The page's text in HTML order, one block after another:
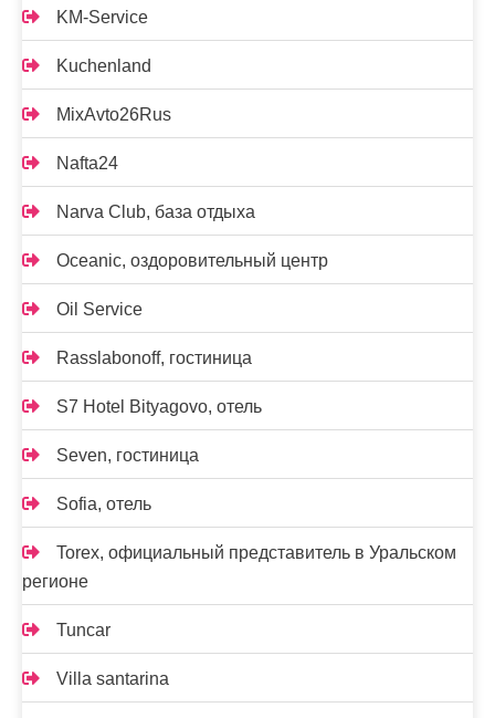
KM-Service
Kuchenland
MixAvto26Rus
Nafta24
Narva Club, база отдыха
Oceanic, оздоровительный центр
Oil Service
Rasslabonoff, гостиница
S7 Hotel Bityagovo, отель
Seven, гостиница
Sofia, отель
Torex, официальный представитель в Уральском
регионе
Tuncar
Villa santarina